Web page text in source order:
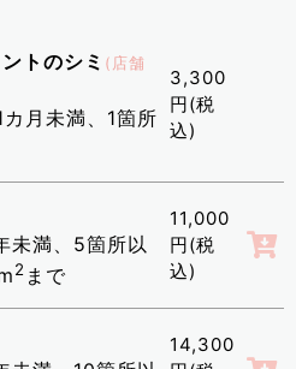
トのシミ (店舗
月未満、1箇所
3,300
円(税
込)
未満、5箇所以
2 まで
11,000
円(税
込)
14,300